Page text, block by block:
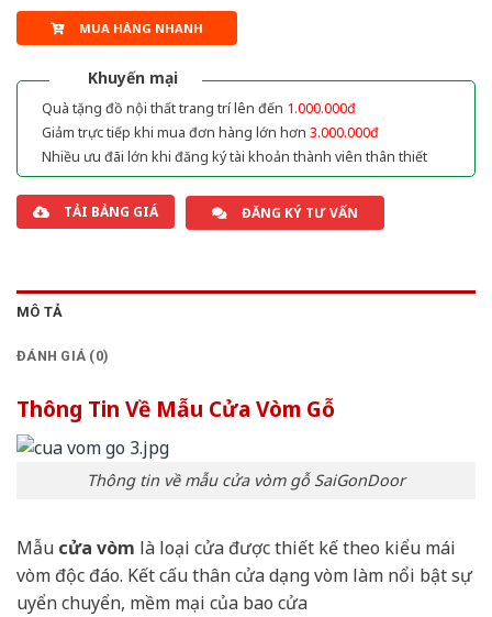
MUA HÀNG NHANH
Khuyến mại
Quà tặng đồ nội thất trang trí lên đến 1.000.000đ
Giảm trực tiếp khi mua đơn hàng lớn hơn 3.000.000đ
Nhiều ưu đãi lớn khi đăng ký tài khoản thành viên thân thiết
TẢI BẢNG GIÁ ĐĂNG KÝ TƯ VẤN
MÔ TẢ
ĐÁNH GIÁ (0)
Thông Tin Về Mẫu Cửa Vòm Gỗ
Thông tin về mẫu cửa vòm gỗ SaiGonDoor
Mẫu cửa vòm là loại cửa được thiết kế theo kiểu mái
vòm độc đáo. Kết cấu thân cửa dạng vòm làm nổi bật sự
uyển chuyển, mềm mại của bao cửa